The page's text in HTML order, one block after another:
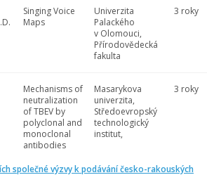
Singing Voice
Maps
Univerzita
Palackého
v Olomouci,
Přírodovědecká
fakulta
3 roky
Mechanisms of
neutralization
of TBEV by
polyclonal and
monoclonal
antibodies
Masarykova
univerzita,
Středoevropský
technologický
institut,
3 roky
společné výzvy k podávání česko-rakouských